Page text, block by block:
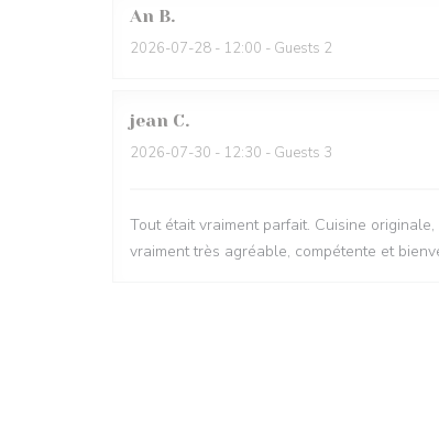
An B
2026-07-28 - 12:00 - Guests 2
jean C
2026-07-30 - 12:30 - Guests 3
Tout était vraiment parfait. Cuisine
vraiment très agréable, compétente et